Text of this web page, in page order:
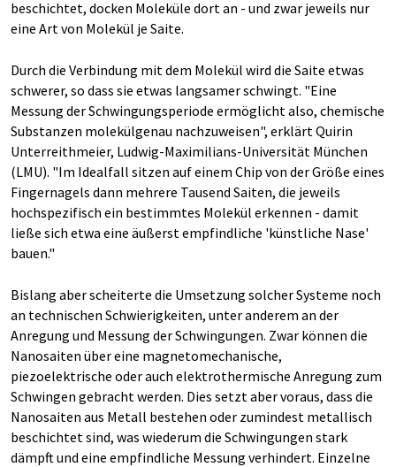
beschichtet, docken Moleküle dort an - und zwar jeweils nur
eine Art von Molekül je Saite.
Durch die Verbindung mit dem Molekül wird die Saite etwas
schwerer, so dass sie etwas langsamer schwingt. "Eine
Messung der Schwingungsperiode ermöglicht also, chemische
Substanzen molekülgenau nachzuweisen", erklärt Quirin
Unterreithmeier, Ludwig-Maximilians-Universität München
(LMU). "Im Idealfall sitzen auf einem Chip von der Größe eines
Fingernagels dann mehrere Tausend Saiten, die jeweils
hochspezifisch ein bestimmtes Molekül erkennen - damit
ließe sich etwa eine äußerst empfindliche 'künstliche Nase'
bauen."
Bislang aber scheiterte die Umsetzung solcher Systeme noch
an technischen Schwierigkeiten, unter anderem an der
Anregung und Messung der Schwingungen. Zwar können die
Nanosaiten über eine magnetomechanische,
piezoelektrische oder auch elektrothermische Anregung zum
Schwingen gebracht werden. Dies setzt aber voraus, dass die
Nanosaiten aus Metall bestehen oder zumindest metallisch
beschichtet sind, was wiederum die Schwingungen stark
dämpft und eine empfindliche Messung verhindert. Einzelne